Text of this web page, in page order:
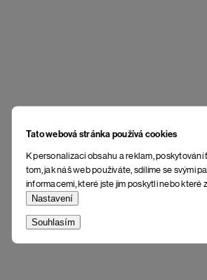
Tato webová stránka používá cookies
K personalizaci obsahu a reklam,
tom, jak náš web používáte, sdílíme se svými
informacemi, které jste jim poskytli nebo které
Nastavení
Souhlasím